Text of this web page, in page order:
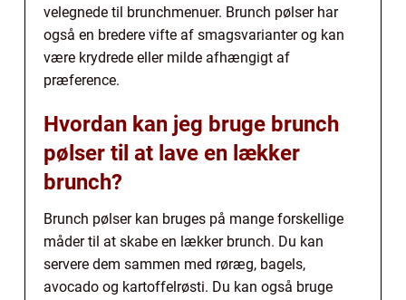
velegnede til brunchmenuer. Brunch pølser har
også en bredere vifte af smagsvarianter og kan
være krydrede eller milde afhængigt af
præference.
Hvordan kan jeg bruge brunch
pølser til at lave en lækker
brunch?
Brunch pølser kan bruges på mange forskellige
måder til at skabe en lækker brunch. Du kan
servere dem sammen med røræg, bagels,
avocado og kartoffelrøsti. Du kan også bruge